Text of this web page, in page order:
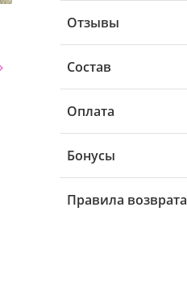
Отзывы
Состав
Оплата
Бонусы
Правила возврата